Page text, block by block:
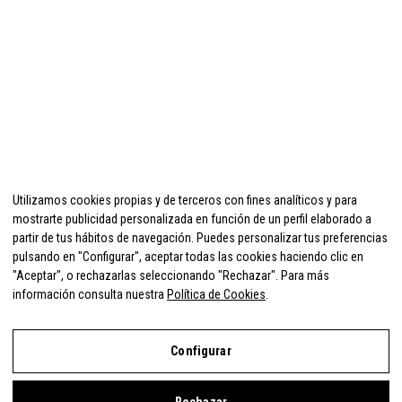
Utilizamos cookies propias y de terceros con fines analíticos y para
mostrarte publicidad personalizada en función de un perfil elaborado a
partir de tus hábitos de navegación. Puedes personalizar tus preferencias
pulsando en "Configurar", aceptar todas las cookies haciendo clic en
"Aceptar", o rechazarlas seleccionando "Rechazar". Para más
información consulta nuestra Política de Cookies
Configurar